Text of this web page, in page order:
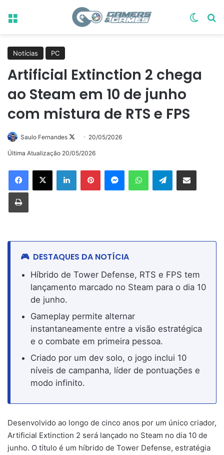
Menu
Notícias PC
Artificial Extinction 2 chega
ao Steam em 10 de junho
com mistura de RTS e FPS
Saulo Fernandes
Follow
on
20/05/2026
Última Atualização 20/05/2026
LinkedinPinterestMessengerWhatsAppTelegramCompartilhar via e-mail
Imprimir
DESTAQUES DA NOTÍCIA
Híbrido de Tower Defense, RTS e FPS tem
lançamento marcado no Steam para o dia 10
de junho.
Gameplay permite alternar
instantaneamente entre a visão estratégica
e o combate em primeira pessoa.
Criado por um dev solo, o jogo inclui 10
níveis de campanha, líder de pontuações e
modo infinito.
Desenvolvido ao longo de cinco anos por um único criador,
Artificial Extinction 2 será lançado no Steam no dia 10 de
junho. O título é um híbrido de Tower Defense, estratégia